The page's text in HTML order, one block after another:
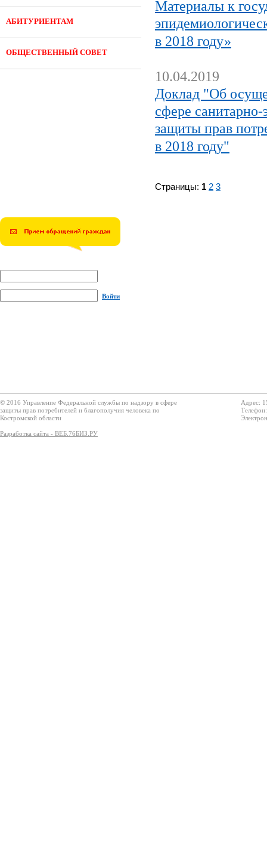
АБИТУРИЕНТАМ
ОБЩЕСТВЕННЫЙ СОВЕТ
Материалы к
в 2018 году»
10.04.2019
Доклад "Об
сфере
защиты прав
в 2018 году"
Страницы: 1 2 3
Войти
© 2016 Управление Федеральной службы по надзору в сфере
защиты прав потребителей и благополучия человека по
Костромской области
Разработка сайта - ВЕБ.76БИЗ.РУ
Адрес: